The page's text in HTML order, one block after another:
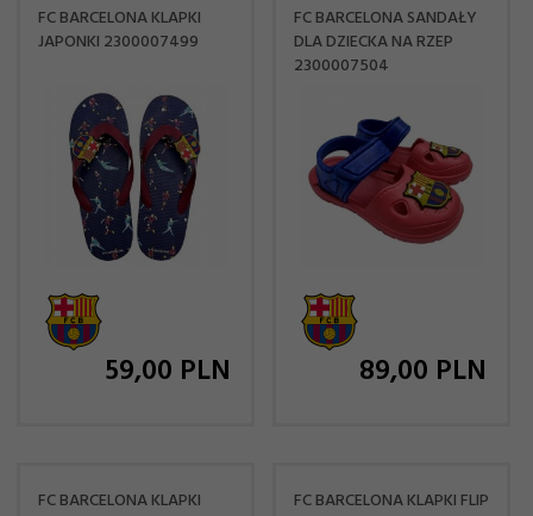
FC BARCELONA KLAPKI
JAPONKI 2300007499
59,00 PLN
FC BARCELONA SANDAŁY
DLA DZIECKA NA RZEP
2300007504
89,00 PLN
FC BARCELONA KLAPKI
FC BARCELONA KLAPKI FLIP